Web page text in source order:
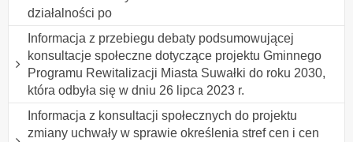
działalności po
Informacja z przebiegu debaty podsumowującej
konsultacje społeczne dotyczące projektu Gminnego
Programu Rewitalizacji Miasta Suwałki do roku 2030,
która odbyła się w dniu 26 lipca 2023 r.
Informacja z konsultacji społecznych do projektu
zmiany uchwały w sprawie określenia stref cen i cen